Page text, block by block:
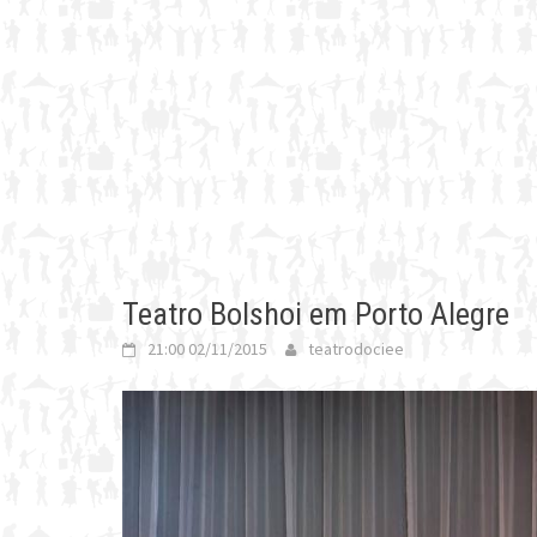
Teatro Bolshoi em Porto Alegre
21:00 02/11/2015 teatrodociee